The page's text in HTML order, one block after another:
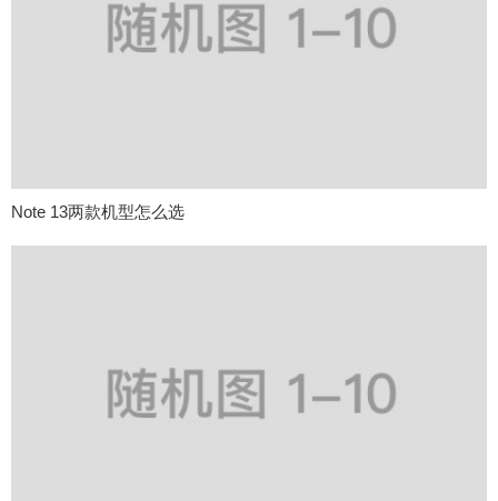
Note 13两款机型怎么选